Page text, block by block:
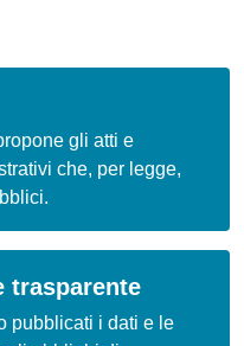
gli atti e
che, per legge,
trasparente
pubblicati i dati e le